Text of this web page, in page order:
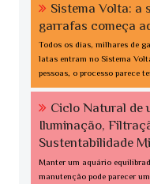
Sistema Volta: a
garrafas começa
Todos os dias, milhares de
latas entram no Sistema
pessoas, o processo parece
Ciclo Natural de
Iluminação,
Sustentabilidade
Manter um aquário
manutenção pode parecer